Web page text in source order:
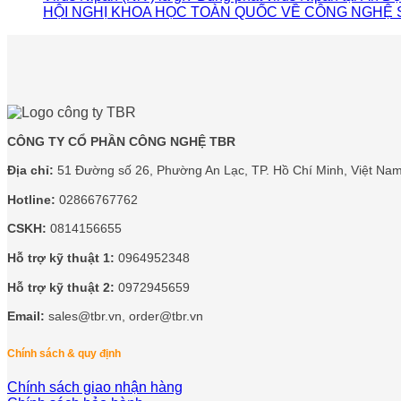
HỘI NGHỊ KHOA HỌC TOÀN QUỐC VỀ CÔNG NGHỆ
CÔNG TY CỔ PHẦN CÔNG NGHỆ TBR
Địa chỉ: 51 Đường số 26, Phường An Lạc, TP. Hồ Chí Minh, Việt
Hotline: 02866767762
CSKH: 0814156655
Hỗ trợ kỹ thuật 1: 0964952348
Hỗ trợ kỹ thuật 2: 0972945659
Email: sales@tbr.vn, order@tbr.vn
Chính sách & quy định
Chính sách giao nhận hàng